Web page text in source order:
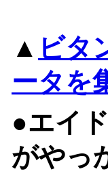
▲ ビタ
ータを
●エイ
がやっ